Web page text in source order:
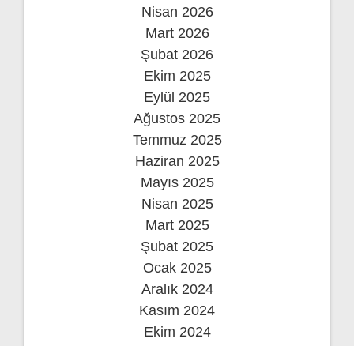
Nisan 2026
Mart 2026
Şubat 2026
Ekim 2025
Eylül 2025
Ağustos 2025
Temmuz 2025
Haziran 2025
Mayıs 2025
Nisan 2025
Mart 2025
Şubat 2025
Ocak 2025
Aralık 2024
Kasım 2024
Ekim 2024